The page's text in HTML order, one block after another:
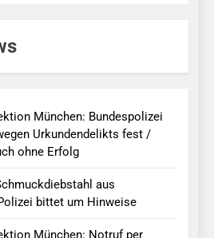
München: Bundespolizei
Urkundendelikts fest /
ohne Erfolg
aus
bittet um Hinweise
München: Notruf per